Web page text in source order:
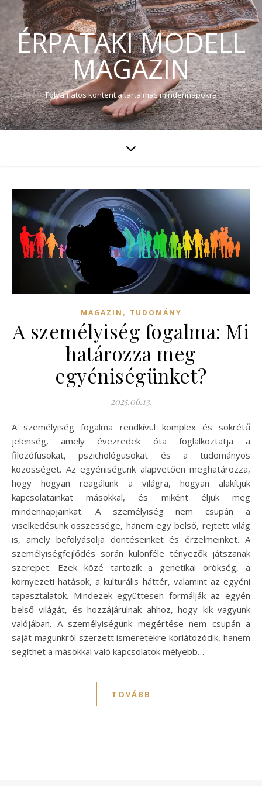
ÉRPATAKI MODELL
MAGAZIN
Folyamatos kontent a tartalmas mindennapokra
MAGAZIN , TUDOMÁNY
A személyiség fogalma: Mi
határozza meg
egyéniségünket?
2025.06.13.
A személyiség fogalma rendkívül komplex és sokrétű
jelenség, amely évezredek óta foglalkoztatja a
filozófusokat, pszichológusokat és a tudományos
közösséget. Az egyéniségünk alapvetően meghatározza,
hogy hogyan reagálunk a világra, hogyan alakítjuk
kapcsolatainkat másokkal, és miként éljük meg
mindennapjainkat. A személyiség nem csupán a
viselkedésünk összessége, hanem egy belső, rejtett világ
is, amely befolyásolja döntéseinket és érzelmeinket. A
személyiségfejlődés során különféle tényezők játszanak
szerepet. Ezek közé tartozik a genetikai örökség, a
környezeti hatások, a kulturális háttér, valamint az egyéni
tapasztalatok. Mindezek együttesen formálják az egyén
belső világát, és hozzájárulnak ahhoz, hogy kik vagyunk
valójában. A személyiségünk megértése nem csupán a
saját magunkról szerzett ismeretekre korlátozódik, hanem
segíthet a másokkal való kapcsolatok mélyebb…
TOVÁBB